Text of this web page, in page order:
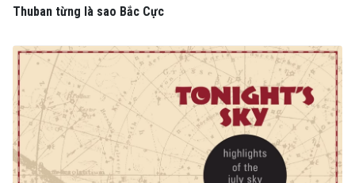
Thuban từng là sao Bắc Cực